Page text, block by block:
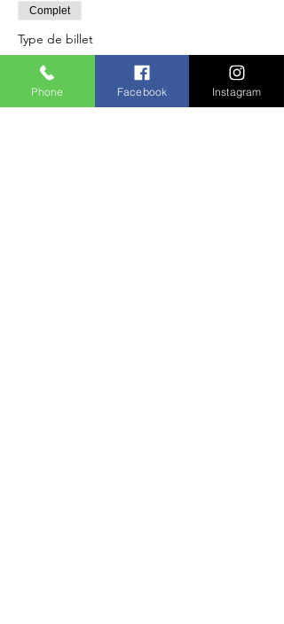
Complet
Type de billet
EXCURSÃO (Grupo 5 amigos)
Plus d'info
Phone Facebook Instagram